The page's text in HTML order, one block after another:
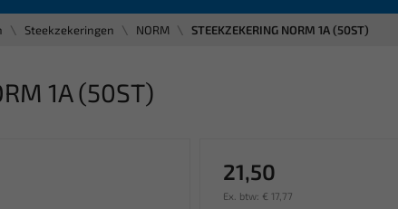
Steekzekeringen NORM STEEKZEKERING NORM 1A (50ST)
1A (50ST)
21,50
Ex. btw: € 17,77